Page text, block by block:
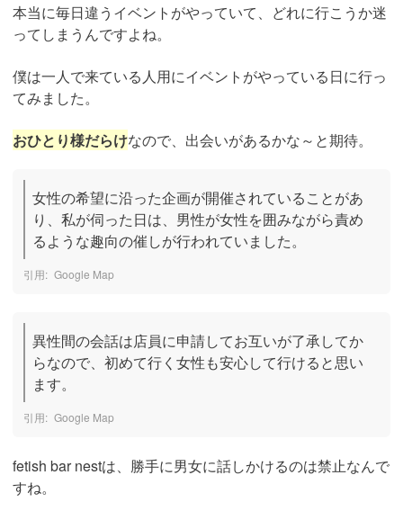
本当に毎日違うイベントがやっていて、どれに行こうか迷
ってしまうんですよね。
僕は一人で来ている人用にイベントがやっている日に行っ
てみました。
おひとり様だらけなので、出会いがあるかな～と期待。
女性の希望に沿った企画が開催されていることがあ
り、私が伺った日は、男性が女性を囲みながら責め
るような趣向の催しが行われていました。
Google Map
異性間の会話は店員に申請してお互いが了承してか
らなので、初めて行く女性も安心して行けると思い
ます。
Google Map
fetish bar nestは、勝手に男女に話しかけるのは禁止なんで
すね。